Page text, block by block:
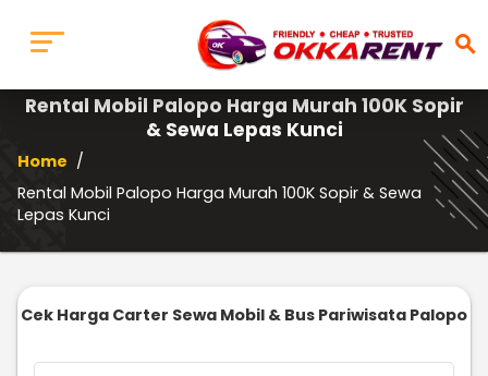
search
Rental Mobil Palopo Harga Murah 100K Sopir
& Sewa Lepas Kunci
Home /
Rental Mobil Palopo Harga Murah 100K Sopir & Sewa
Lepas Kunci
Cek Harga Carter Sewa Mobil & Bus Pariwisata Palopo